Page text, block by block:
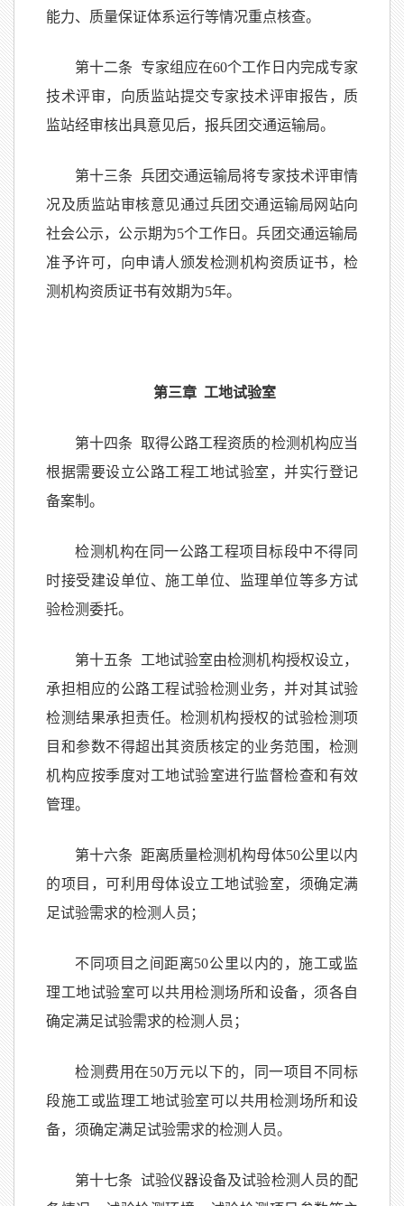
能力、质量保证体系运行等情况重点核查。
第十二条 专家组应在60个工作日内完成专家
技术评审，向质监站提交专家技术评审报告，质
监站经审核出具意见后，报兵团交通运输局。
第十三条 兵团交通运输局将专家技术评审情
况及质监站审核意见通过兵团交通运输局网站向
社会公示，公示期为5个工作日。兵团交通运输局
准予许可，向申请人颁发检测机构资质证书，检
测机构资质证书有效期为5年。
第三章 工地试验室
第十四条 取得公路工程资质的检测机构应当
根据需要设立公路工程工地试验室，并实行登记
备案制。
检测机构在同一公路工程项目标段中不得同
时接受建设单位、施工单位、监理单位等多方试
验检测委托。
第十五条 工地试验室由检测机构授权设立，
承担相应的公路工程试验检测业务，并对其试验
检测结果承担责任。检测机构授权的试验检测项
目和参数不得超出其资质核定的业务范围，检测
机构应按季度对工地试验室进行监督检查和有效
管理。
第十六条 距离质量检测机构母体50公里以内
的项目，可利用母体设立工地试验室，须确定满
足试验需求的检测人员；
不同项目之间距离50公里以内的，施工或监
理工地试验室可以共用检测场所和设备，须各自
确定满足试验需求的检测人员；
检测费用在50万元以下的，同一项目不同标
段施工或监理工地试验室可以共用检测场所和设
备，须确定满足试验需求的检测人员。
第十七条 试验仪器设备及试验检测人员的配